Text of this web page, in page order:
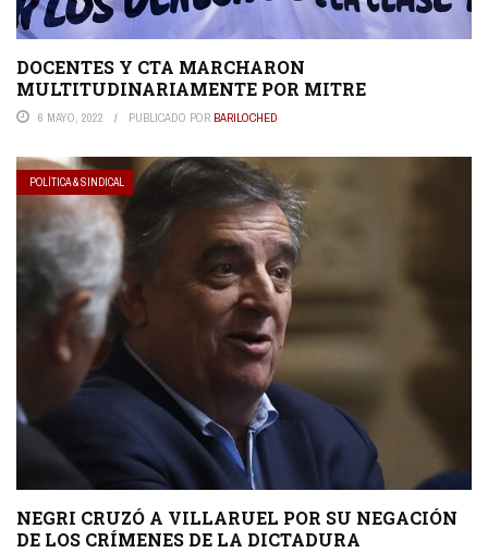
DOCENTES Y CTA MARCHARON
MULTITUDINARIAMENTE POR MITRE
6 MAYO, 2022 PUBLICADO POR BARILOCHED
POLÍTICA & SINDICAL
NEGRI CRUZÓ A VILLARUEL POR SU NEGACIÓN
DE LOS CRÍMENES DE LA DICTADURA